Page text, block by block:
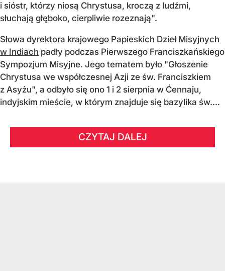
i sióstr, którzy niosą Chrystusa, kroczą z ludźmi,
słuchają głęboko, cierpliwie rozeznają".
Słowa dyrektora krajowego Papieskich Dzieł Misyjnych
w Indiach padły podczas Pierwszego Franciszkańskiego
Sympozjum Misyjne. Jego tematem było "Głoszenie
Chrystusa we współczesnej Azji ze św. Franciszkiem
z Asyżu", a odbyło się ono 1 i 2 sierpnia w Ćennaju,
indyjskim mieście, w którym znajduje się bazylika św....
CZYTAJ DALEJ